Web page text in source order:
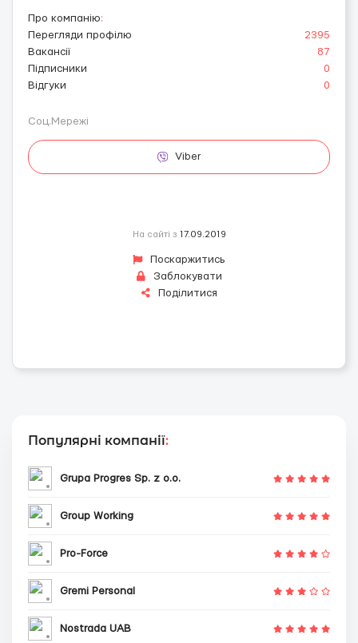
Про компанію:
Перегляди профілю
2395
Вакансії
87
Підписники
0
Відгуки
0
Соц.Мережі
Viber
На сайті з 17.09.2019
Поскаржитись
Заблокувати
Поділитися
Популярні компанії:
Grupa Progres Sp. z o.o.
Group Working
Pro-Force
Gremi Personal
Nostrada UAB